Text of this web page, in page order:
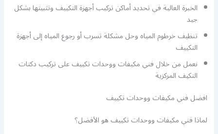
الخبرة العالية في تحديد أماكن تركيب أجهزة التكييف وتثبيتها بشكل
جيد
تنظيف خرطوم المياه وحل مشكلة تسرب أو رجوع المياه إلى أجهزة
التكييف
نعمل من خلال فني مكيفات ووحدات تكييف على تركيب دكتات
التكيف المركزية
افضل فني مكيفات ووحدات تكييف
لماذا فني مكيفات ووحدات تكييف هو الأفضل؟